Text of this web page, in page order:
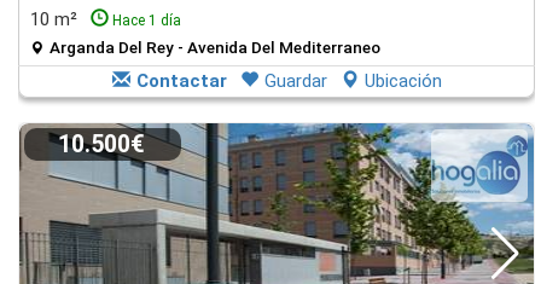
10 m²
Hace 1 día
Arganda Del Rey - Avenida Del Mediterraneo
Contactar Guardar Ubicación
10.500€